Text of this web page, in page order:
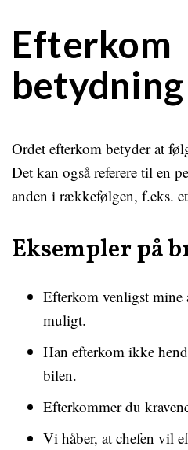
Efterkom
betydning
Ordet efterkom betyder at
Det kan også referere til en
anden i rækkefølgen, f.eks.
Eksempler på
Efterkom venligst
muligt.
Han efterkom ikke
bilen.
Efterkommer du
Vi håber, at chefen vil